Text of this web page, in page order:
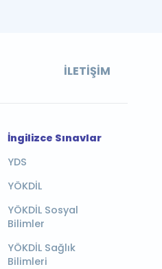
İLETIŞIM
İngilizce Sınavlar
YDS
YÖKDİL
YÖKDİL Sosyal
Bilimler
YÖKDİL Sağlık
Bilimleri